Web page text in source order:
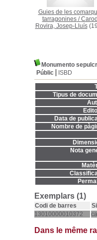
Guies de les
tarragonines/
Rovira, Josep-Lluís
Monumento
Públic
ISBD
Tipus de
Data de
Nombre de
Nota
Exemplars (1)
Codi de barres
13010000010372
Dans le même